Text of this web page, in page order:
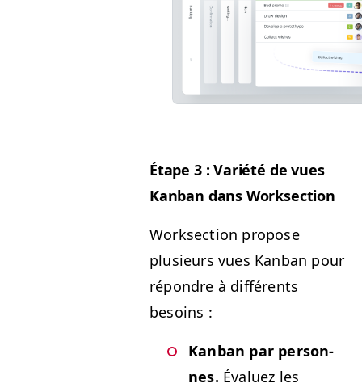
Étape 3 : Var­iété de vues
Kan­ban dans Worksection
Work­sec­tion pro­pose
plusieurs vues Kan­ban pour
répon­dre à dif­férents
besoins :
Kan­ban par per­son­
nes. Éval­uez les